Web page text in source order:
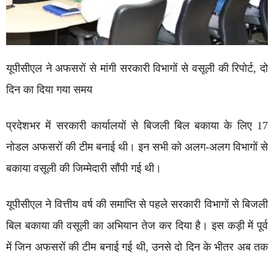
यूपीसीएल ने अफसरों से मांगी सरकारी विभागों से वसूली की रिपोर्ट, दो
दिन का दिया गया समय
प्रदेशभर में सरकारी कार्यालयों से बिजली बिल बकाया के लिए 17
नोडल अफसरों की टीम बनाई थी। इन सभी को अलग-अलग विभागों से
बकाया वसूली की जिम्मेदारी सौंपी गई थी।
यूपीसीएल ने वित्तीय वर्ष की समाप्ति से पहले सरकारी विभागों से बिजली
बिल बकाया की वसूली का अभियान तेज कर दिया है। इस कड़ी में पूर्व
में जिन अफसरों की टीम बनाई गई थी, उनसे दो दिन के भीतर अब तक